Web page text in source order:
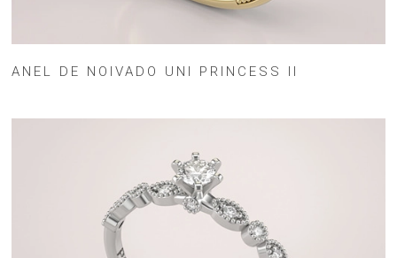
ANEL DE NOIVADO UNI PRINCESS II